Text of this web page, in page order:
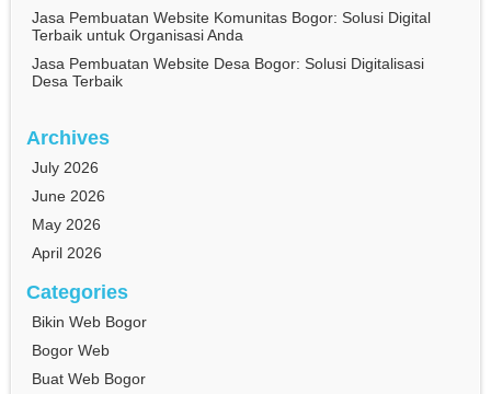
Jasa Pembuatan Website Komunitas Bogor: Solusi Digital
Terbaik untuk Organisasi Anda
Jasa Pembuatan Website Desa Bogor: Solusi Digitalisasi
Desa Terbaik
Archives
July 2026
June 2026
May 2026
April 2026
Categories
Bikin Web Bogor
Bogor Web
Buat Web Bogor